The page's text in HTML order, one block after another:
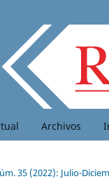
Archivos
35 (2022): Julio-